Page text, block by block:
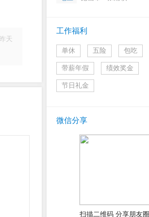
天
工作福利
单休 五险 包吃
带薪年假 绩效奖金
节日礼金
微信分享
扫描二维码 分享朋友圈